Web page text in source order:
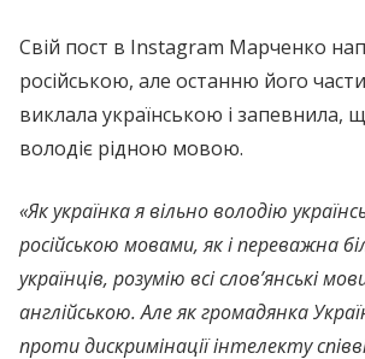
Свій пост в Instagram Марченко
російською, але останню його
виклала українською і запевнила,
володіє рідною мовою.
«Як українка я вільно володію
російською мовами, як і переважна
українців, розумію всі слов’янські
англійською. Але як громадянка
проти дискpимінації інтелекту